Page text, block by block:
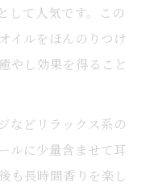
して人気です。この
イルをほんのりつけ
やし効果を得ること
などリラックス系の
ルに少量含ませて耳
も長時間香りを楽し